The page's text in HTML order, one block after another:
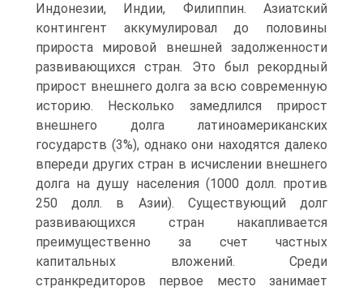
Индонезии, Индии, Филиппин. Азиатский
контингент аккумулировал до половины
прироста мировой внешней задолженности
развивающихся стран. Это был рекордный
прирост внешнего долга за всю современную
историю. Несколько замедлился прирост
внешнего долга латиноамериканских
государств (3%), однако они находятся далеко
впереди других стран в исчислении внешнего
долга на душу населения (1000 долл. против
250 долл. в Азии). Существующий долг
развивающихся стран накапливается
преимущественно за счет частных
капитальных вложений. Среди
странкредиторов первое место занимает